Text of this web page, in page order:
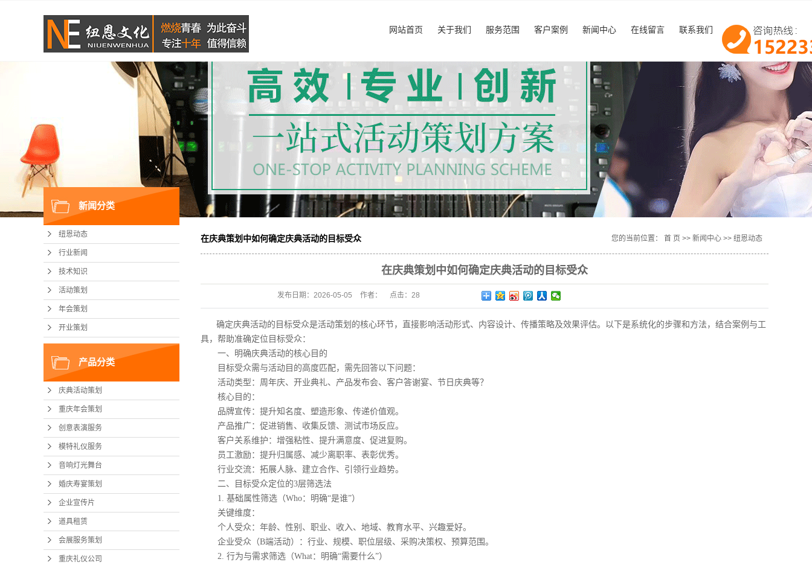
网站首页 关于我们 服务范围
重庆年会策划
创意表演服务
模特礼仪服务
音响灯光舞台
婚庆寿宴策划
企业宣传片
重庆礼仪公司
重庆模特公司
客户案例 新闻中心
行业新闻
技术知识
活动策划
年会策划
开业策划
在线留言 联系我们
新闻分类
纽恩动态
行业新闻
技术知识
活动策划
年会策划
开业策划
产品分类
庆典活动策划
重庆年会策划
创意表演服务
模特礼仪服务
音响灯光舞台
婚庆寿宴策划
企业宣传片
道具租赁
会展服务策划
重庆礼仪公司
在庆典策划中如何确定庆典活动的目标受众 您的当前位置： 首 页 >> 新闻中心 >> 纽恩动态
在庆典策划中如何确定庆典活动的目标受众
发布日期： 2026-05-05 作者： 点击： 28
确定庆典活动的目标受众是活动策划的核心环节，直接影响活动形式、内容设计、传播策略及效果评估。以下是系统化的步骤和方法，结合案例与工
具，帮助准确定位目标受众：
一、明确庆典活动的核心目的
目标受众需与活动目的高度匹配，需先回答以下问题：
活动类型：周年庆、开业典礼、产品发布会、客户答谢宴、节日庆典等？
核心目的：
品牌宣传：提升知名度、塑造形象、传递价值观。
产品推广：促进销售、收集反馈、测试市场反应。
客户关系维护：增强粘性、提升满意度、促进复购。
员工激励：提升归属感、减少离职率、表彰优秀。
行业交流：拓展人脉、建立合作、引领行业趋势。
二、目标受众定位的3层筛选法
1. 基础属性筛选（Who：明确“是谁”）
关键维度：
个人受众：年龄、性别、职业、收入、地域、教育水平、兴趣爱好。
企业受众（B端活动）：行业、规模、职位层级、采购决策权、预算范围。
2. 行为与需求筛选（What：明确“需要什么”）